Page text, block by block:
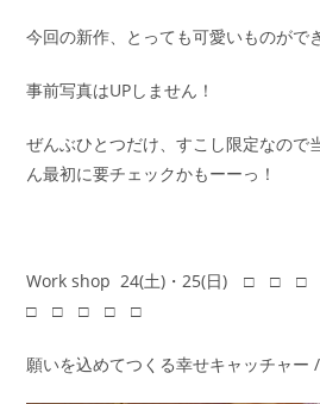
今回の新作、とっても可愛いものがで
事前写真はUPしません！
ぜんぶひとつだけ、すこし限定なので
ん最初に要チェックかもーーっ！
Work shop 24(土)・25(日)
□ □ □ □ □
願いを込めてつくる幸せキャッチャー